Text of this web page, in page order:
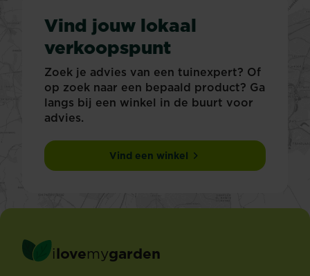
Vind jouw lokaal
verkoopspunt
Zoek je advies van een tuinexpert? Of
op zoek naar een bepaald product? Ga
langs bij een winkel in de buurt voor
advies.
Vind een winkel
ilovemygarden